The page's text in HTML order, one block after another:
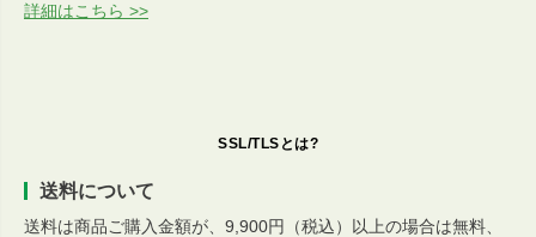
詳細はこちら >>
SSL/TLSとは?
送料について
送料は商品ご購入金額が、9,900円（税込）以上の場合は無料、